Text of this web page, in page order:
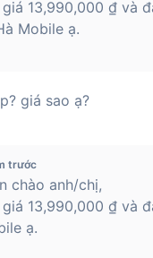
13,990,000 ₫ và
Mobile ạ.
giá sao ạ?
trước
chào anh/chị,
13,990,000 ₫ và
ạ.